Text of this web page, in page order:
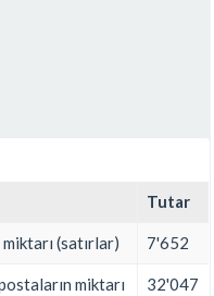
Tutar
(satırlar) 7'652
miktarı 32'047